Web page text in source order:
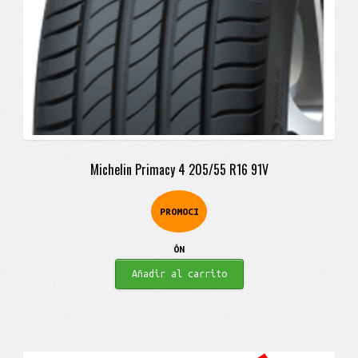
Michelin Primacy 4 205/55 R16 91V
PROMOCI
ÓN
Añadir al carrito